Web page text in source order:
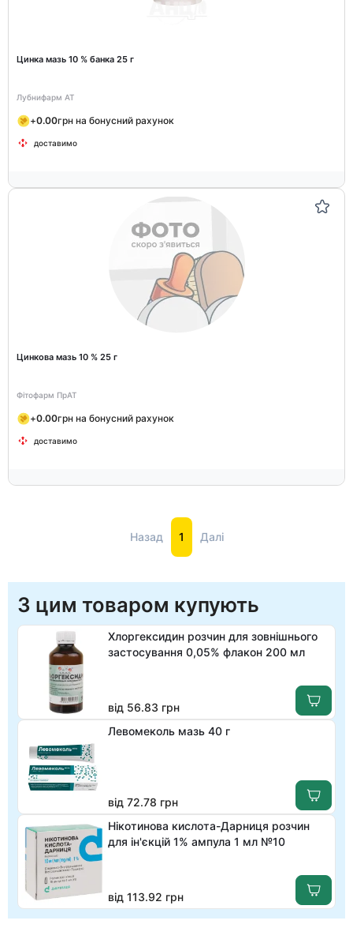
Цинка мазь 10 % банка 25 г
Лубнифарм АТ
+0.00грн на бонусний рахунок
доставимо
Цинкова мазь 10 % 25 г
Фітофарм ПрАТ
+0.00грн на бонусний рахунок
доставимо
Назад 1 Далі
З цим товаром купують
Хлоргексидин розчин для зовнішнього
застосування 0,05% флакон 200 мл
від 56.83 грн
Левомеколь мазь 40 г
від 72.78 грн
Нікотинова кислота-Дарниця розчин
для ін'єкцій 1% ампула 1 мл №10
від 113.92 грн